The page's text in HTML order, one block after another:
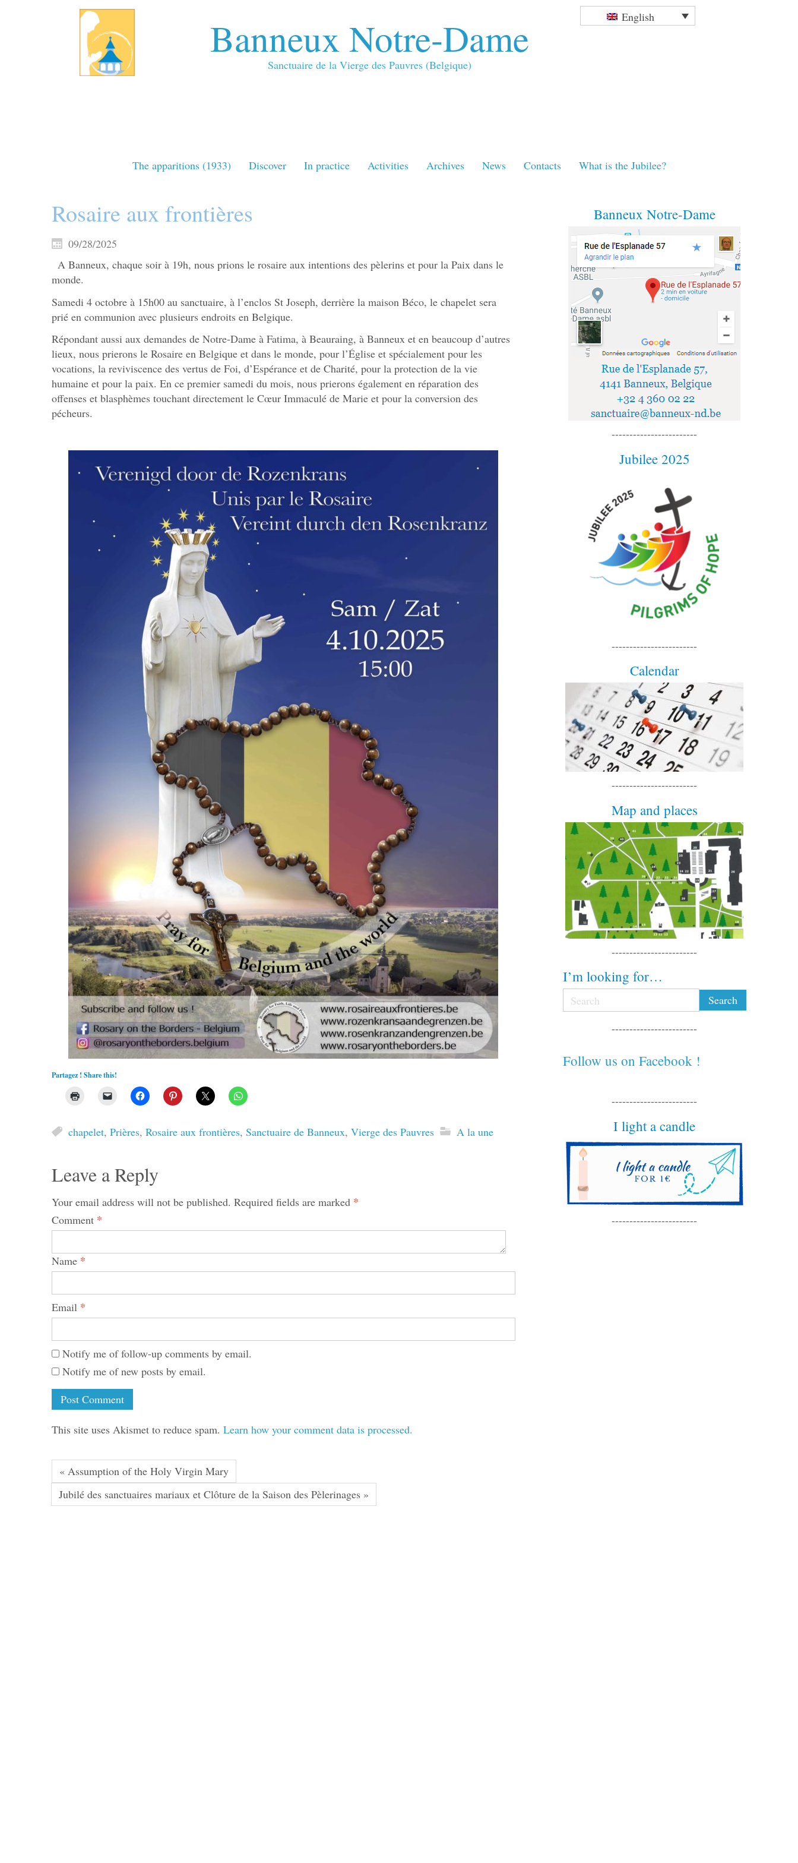
Banneux Notre-Dame
Sanctuaire de la Vierge des Pauvres (Belgique)
English
The apparitions (1933) Discover In practice Activities Archives News Contacts What is the Jubilee?
Rosaire aux frontières
09/28/2025
A Banneux, chaque soir à 19h, nous prions le rosaire aux intentions des pèlerins et pour la Paix dans le
monde.
Samedi 4 octobre à 15h00 au sanctuaire, à l’enclos St Joseph, derrière la maison Béco, le chapelet sera
prié en communion avec plusieurs endroits en Belgique.
Répondant aussi aux demandes de Notre-Dame à Fatima, à Beauraing, à Banneux et en beaucoup d’autres
lieux, nous prierons le Rosaire en Belgique et dans le monde, pour l’Église et spécialement pour les
vocations, la reviviscence des vertus de Foi, d’Espérance et de Charité, pour la protection de la vie
humaine et pour la paix. En ce premier samedi du mois, nous prierons également en réparation des
offenses et blasphèmes touchant directement le Cœur Immaculé de Marie et pour la conversion des
pécheurs.
Partagez ! Share this!
chapelet, Prières, Rosaire aux frontières, Sanctuaire de Banneux, Vierge des Pauvres A la une
Leave a Reply
Your email address will not be published. Required fields are marked *
Comment *
Name *
Email *
Notify me of follow-up comments by email.
Notify me of new posts by email.
This site uses Akismet to reduce spam. Learn how your comment data is processed.
« Assumption of the Holy Virgin Mary
Jubilé des sanctuaires mariaux et Clôture de la Saison des Pèlerinages »
Banneux Notre-Dame
------------------------
Jubilee 2025
------------------------
Calendar
------------------------
Map and places
------------------------
I’m looking for…
------------------------
Follow us on Facebook !
------------------------
I light a candle
------------------------